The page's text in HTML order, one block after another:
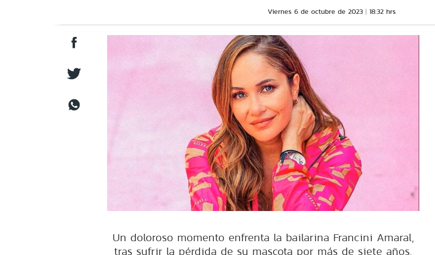
Viernes 6 de octubre de 2023 18:32 hrs
Un doloroso momento enfrenta la bailarina Francini Amaral,
tras sufrir la pérdida de su mascota por más de siete años,